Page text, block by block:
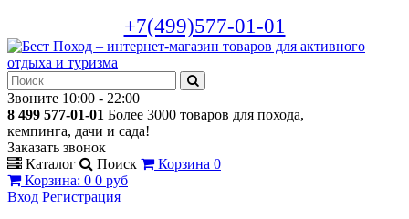
+7(499)577-01-01
Звоните 10:00 - 22:00
8 499 577-01-01 Более 3000 товаров для похода,
кемпинга, дачи и сада!
Заказать звонок
Каталог
Поиск Корзина 0
Корзина: 0 0 руб
Вход Регистрация